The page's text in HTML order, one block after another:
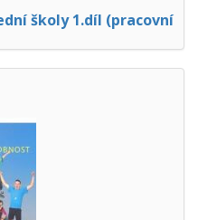
školy 1.díl (pracovní